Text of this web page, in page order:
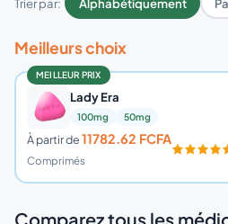
Meilleurs choix
MEILLEUR PRIX
Lady Era
100mg 50mg
À partir de11782.62 FCFA
Comprimés
Comparez tous les